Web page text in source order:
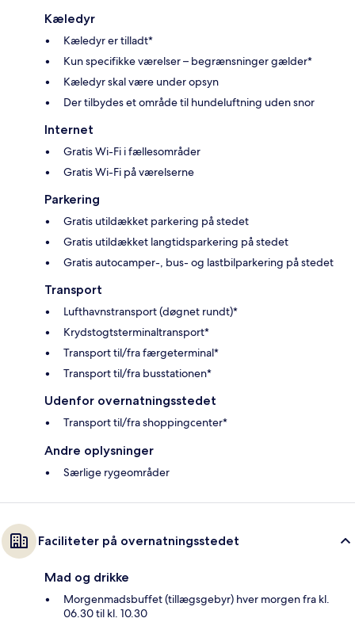
Kæledyr
Kæledyr er tilladt*
Kun specifikke værelser – begrænsninger gælder*
Kæledyr skal være under opsyn
Der tilbydes et område til hundeluftning uden snor
Internet
Gratis Wi-Fi i fællesområder
Gratis Wi-Fi på værelserne
Parkering
Gratis utildækket parkering på stedet
Gratis utildækket langtidsparkering på stedet
Gratis autocamper-, bus- og lastbilparkering på stedet
Transport
Lufthavnstransport (døgnet rundt)*
Krydstogtsterminaltransport*
Transport til/fra færgeterminal*
Transport til/fra busstationen*
Udenfor overnatningsstedet
Transport til/fra shoppingcenter*
Andre oplysninger
Særlige rygeområder
Faciliteter på overnatningsstedet
Mad og drikke
Morgenmadsbuffet (tillægsgebyr) hver morgen fra kl.
06.30 til kl. 10.30